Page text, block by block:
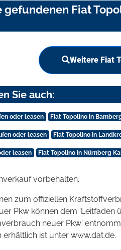
gefundenen Fiat
Weitere Fiat
Sie auch:
oder leasen Fiat Topolino in
oder leasen Fiat Topolino in
leasen Fiat Topolino in Nürnberg
vorbehalten.
zum offiziellen
Pkw können dem 'Leitfaden
neuer Pkw'
ist unter www.dat.de.